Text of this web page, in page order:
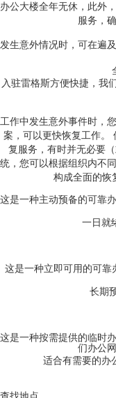
办公大楼全年无休，此外
服务，
发生意外情况时，可在遍
入驻雷格斯方便快捷，我
工作中发生意外事件时，
案，可以更快恢复工作。
复服务，有时并无必要
统，您可以根据组织内不
构成全面的恢
这是一种主动预备的可靠
一日就
这是一种立即可用的可
长期
这是一种按需提供的临时
们办公
适合有需要的办